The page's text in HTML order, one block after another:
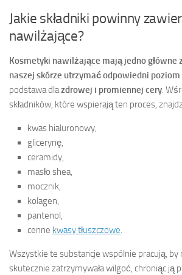
Jakie składniki powinny
nawilżające?
Kosmetyki nawilżające mają jedno główne
naszej skórze utrzymać odpowiedni poziom
podstawa dlazdrowej i promiennej cery.
składników, które wspierają ten proces,
kwas hialuronowy,
glicerynę,
ceramidy,
masło shea,
mocznik,
kolagen,
pantenol,
cenne kwasy tłuszczowe.
Wszystkie te substancje wspólnie pracują, by
skutecznie zatrzymywała wilgoć, chroniąc ją